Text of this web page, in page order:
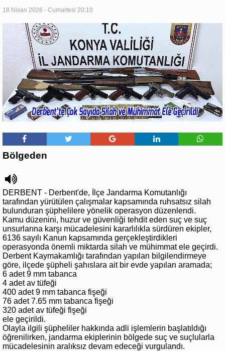
18 Nisan 2026 - Cumartesi 20:10
Bölgeden
DERBENT - Derbent'de, İlçe Jandarma Komutanlığı
tarafından yürütülen çalışmalar kapsamında ruhsatsız silah
bulunduran şüphelilere yönelik operasyon düzenlendi.
Kamu düzenini, huzur ve güvenliği tehdit eden suç ve suç
unsurlarına karşı mücadelesini kararlılıkla sürdüren ekipler,
6136 sayılı Kanun kapsamında gerçekleştirdikleri
operasyonda önemli miktarda silah ve mühimmat ele geçirdi.
Derbent Kaymakamlığı tarafından yapılan bilgilendirmeye
göre, ilçede şüpheli şahıslara ait bir evde yapılan aramada;
6 adet 9 mm tabanca
4 adet av tüfeği
400 adet 9 mm tabanca fişeği
76 adet 7.65 mm tabanca fişeği
320 adet av tüfeği fişeği
ele geçirildi.
Olayla ilgili şüpheliler hakkında adli işlemlerin başlatıldığı
öğrenilirken, jandarma ekiplerinin bölgede suç ve suçlularla
mücadelesinin aralıksız devam edeceği vurgulandı.